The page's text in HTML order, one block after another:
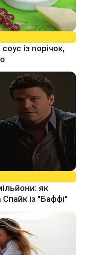
із порічок,
як
із "Баффі"